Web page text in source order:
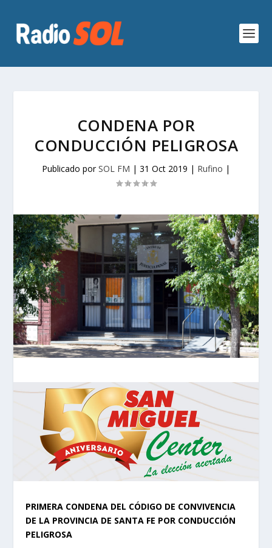
CONDENA POR
CONDUCCIÓN PELIGROSA
Publicado porSOL FM | 31 Oct 2019 | Rufino |
PRIMERA CONDENA DEL CÓDIGO DE CONVIVENCIA
DE LA PROVINCIA DE SANTA FE POR CONDUCCIÓN
PELIGROSA